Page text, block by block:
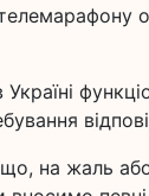
на жаль